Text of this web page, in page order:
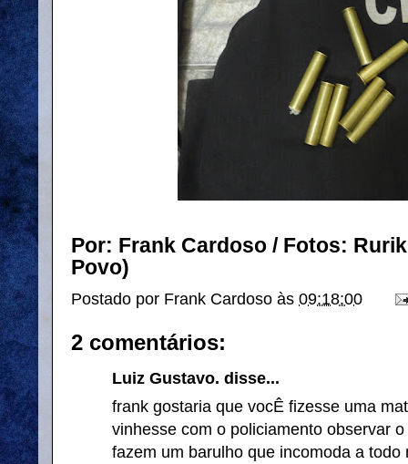
Por: Frank Cardoso / Fotos:
Povo)
Postado por Frank Cardoso às 09:18:00
2 comentários:
Luiz Gustavo. disse...
frank gostaria que vocÊ fizesse uma
vinhesse com o policiamento observar
fazem um barulho que incomoda a